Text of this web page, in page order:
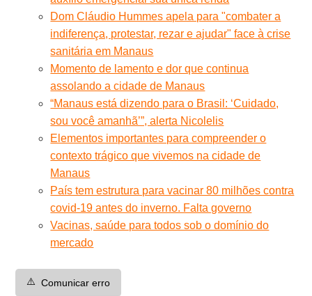
Dom Cláudio Hummes apela para "combater a
indiferença, protestar, rezar e ajudar" face à crise
sanitária em Manaus
Momento de lamento e dor que continua
assolando a cidade de Manaus
“Manaus está dizendo para o Brasil: ‘Cuidado,
sou você amanhã’”, alerta Nicolelis
Elementos importantes para compreender o
contexto trágico que vivemos na cidade de
Manaus
País tem estrutura para vacinar 80 milhões contra
covid-19 antes do inverno. Falta governo
Vacinas, saúde para todos sob o domínio do
mercado
⚠️ Comunicar erro